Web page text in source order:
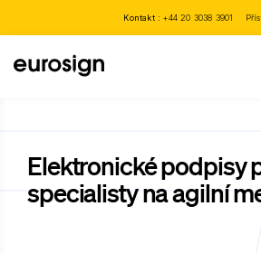
Kontakt :+44 20 3038 3901
Elektronické podpisy
specialisty na agilní